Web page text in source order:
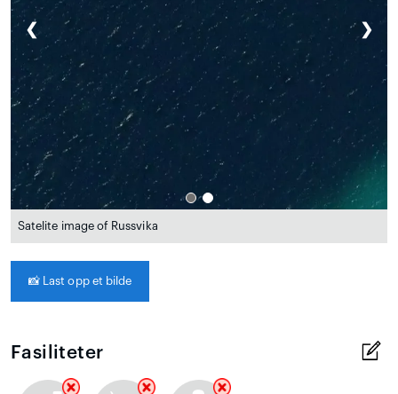
❮ ❯
Satelite image of Russvika
📸 Last opp et bilde
Fasiliteter